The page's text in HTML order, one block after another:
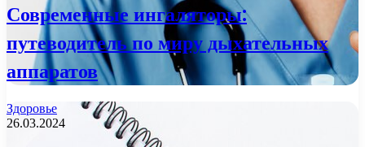
Современные ингаляторы:
путеводитель по миру дыхательных
аппаратов
Здоровье
26.03.2024